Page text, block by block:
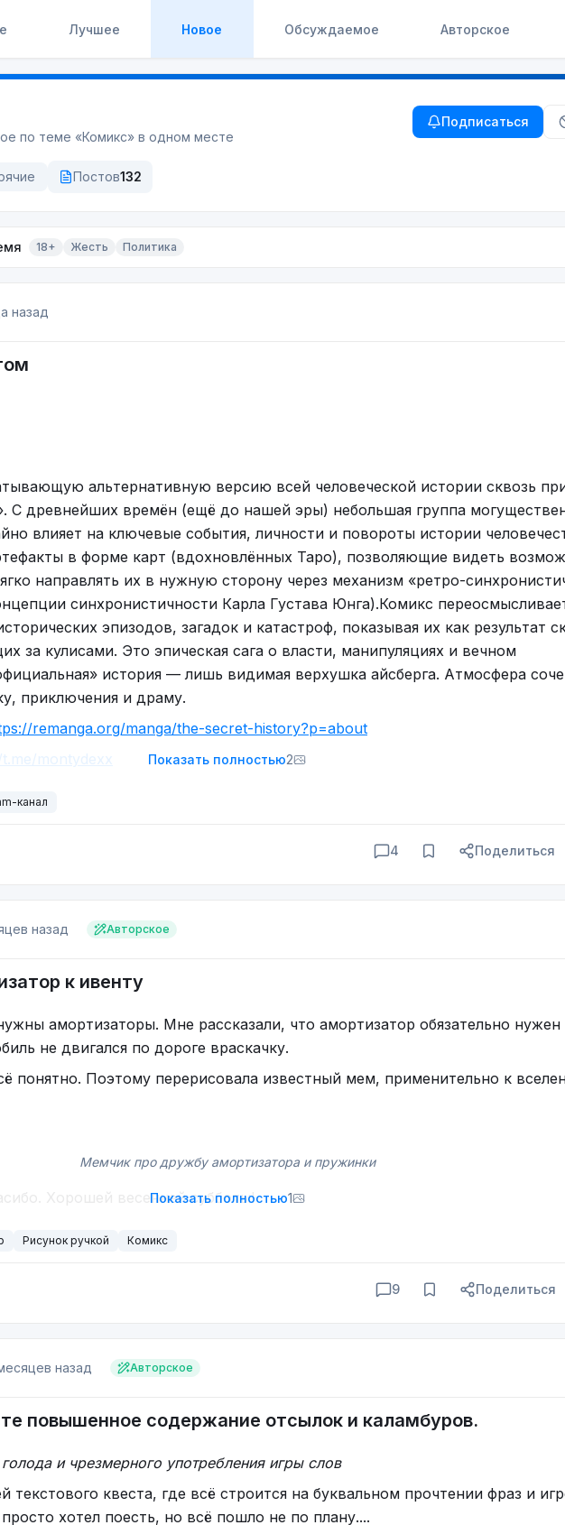
Лучшее Новое Обсуждаемое Авторское
по теме «Комикс» в одном месте
Подписаться
Постов132
18+ Жесть Политика
назад
альтернативную версию всей человеческой истории сквозь
С древнейших времён (ещё до нашей эры) небольшая группа
влияет на ключевые события, личности и повороты истории
в форме карт (вдохновлённых Таро), позволяющие видеть
направлять их в нужную сторону через механизм «ретро-
синхронистичности Карла Густава Юнга).Комикс
эпизодов, загадок и катастроф, показывая их как результат
за кулисами. Это эпическая сага о власти, манипуляциях и вечном
история — лишь видимая верхушка айсберга. Атмосфера
приключения и драму.
remanga.org/manga/the-secret-history?p=about
montydexx Показать полностью2
канал
4 Поделиться
назад Авторское
к ивенту
амортизаторы. Мне рассказали, что амортизатор обязательно нужен
не двигался по дороге враскачку.
понятно. Поэтому перерисовала известный мем, применительно к
Мемчик про дружбу амортизатора и пружинки
Хорошей весенней субботы!
Показать полностью1
Рисунок ручкой Комикс
9 Поделиться
назад Авторское
повышенное содержание отсылок и каламбуров.
и чрезмерного употребления игры слов
текстового квеста, где всё строится на буквальном прочтении фраз и
хотел поесть, но всё пошло не по плану....